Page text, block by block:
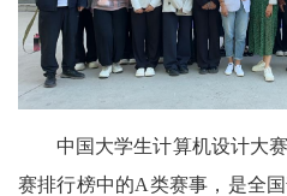
中国大学生计算机设计大
赛排行榜中的A类赛事，是全